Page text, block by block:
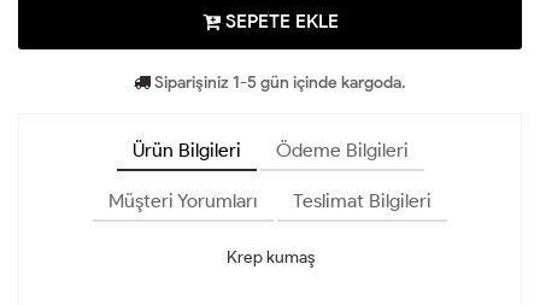
SEPETE EKLE
Siparişiniz 1-5 gün içinde kargoda.
Ürün Bilgileri Ödeme Bilgileri
Müşteri Yorumları Teslimat Bilgileri
Krep kumaş